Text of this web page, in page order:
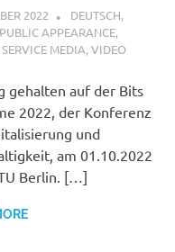
2022 VGRASS
DEUTSCH,
PUBLIC APPEARANCE,
MEDIA,VIDEO
gehalten auf der Bits
2022, der Konferenz
und
am 01.10.2022
Berlin. […]